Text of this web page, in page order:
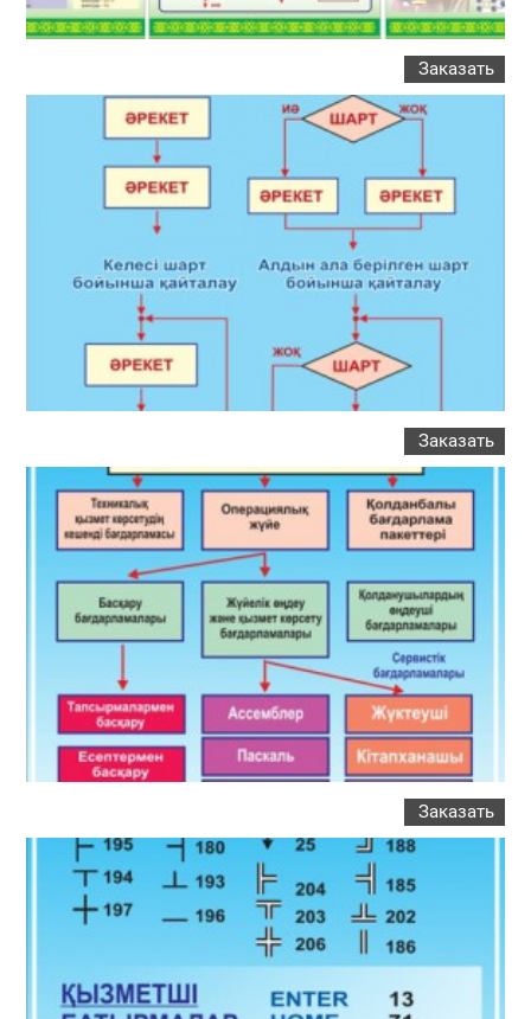
Заказать
Заказать
Заказать